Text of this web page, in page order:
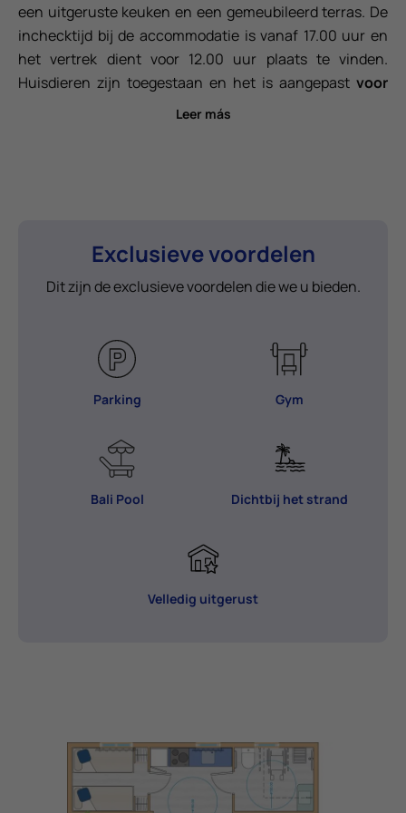
een uitgeruste keuken en een gemeubileerd terras. De
inchecktijd bij de accommodatie is vanaf 17.00 uur en
het vertrek dient voor 12.00 uur plaats te vinden.
Huisdieren zijn toegestaan ​​en het is aangepast voor
mensen met beperkte mobiliteit
van lakens), badhanddoeken inbegrepen (wissel elke 3
magnetron, koelkast, Dolce Gusto® koffiezetapparaat,
buitenkleding.
Leer más
Exclusieve voordelen
Dit zijn de exclusieve voordelen die we u bieden.
Parking Gym
Bali Pool Dichtbij het strand
Velledig uitgerust